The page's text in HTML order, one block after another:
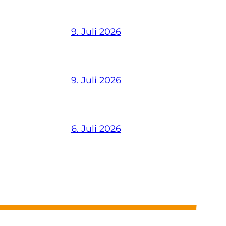
9. Juli 2026
9. Juli 2026
6. Juli 2026